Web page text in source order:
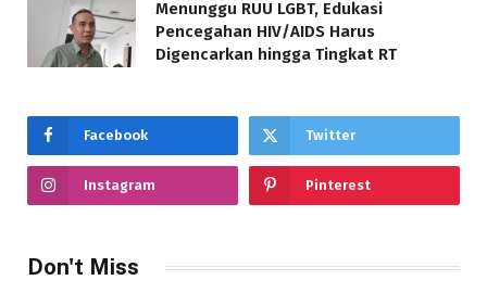
Menunggu RUU LGBT, Edukasi
Pencegahan HIV/AIDS Harus
Digencarkan hingga Tingkat RT
Facebook Twitter
Instagram Pinterest
Don't Miss